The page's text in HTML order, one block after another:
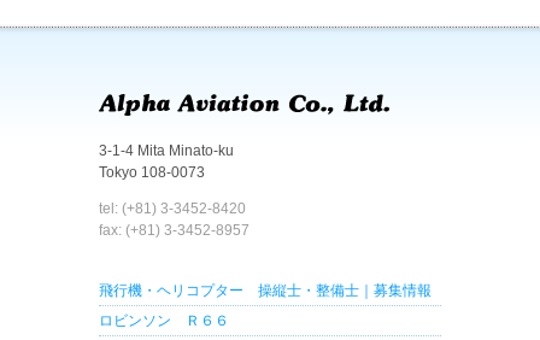
3-1-4 Mita Minato-ku
Tokyo 108-0073
tel: (+81) 3-3452-8420
fax: (+81) 3-3452-8957
飛行機・ヘリコプター 操縦士・整備士｜募集情報
ロビンソン Ｒ６６